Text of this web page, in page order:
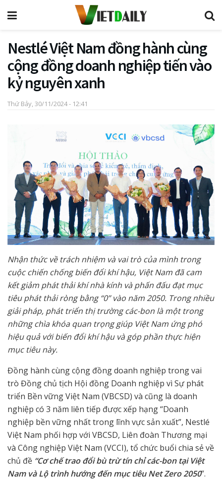
Nestlé Việt Nam đồng hành cùng
cộng đồng doanh nghiệp tiến vào
kỷ nguyên xanh
Thứ Bảy, 30/11/2024 - 12:41
Nhận thức về trách nhiệm và vai trò của mình trong
cuộc chiến chống biến đổi khí hậu, Việt Nam đã cam
kết giảm phát thải khí nhà kính và phấn đấu đạt mục
tiêu phát thải ròng bằng “0” vào năm 2050. Trong nhiều
giải pháp, phát triển thị trường các-bon là một trong
những chìa khóa quan trọng giúp Việt Nam ứng phó
hiệu quả với biến đổi khí hậu và góp phần thực hiện
mục tiêu này.
Đồng hành cùng cộng đồng doanh nghiệp trong vai
trò Đồng chủ tịch Hội đồng Doanh nghiệp vì Sự phát
triển Bền vững Việt Nam (VBCSD) và cũng là doanh
nghiệp có 3 năm liên tiếp được xếp hạng “Doanh
nghiệp bền vững nhất trong lĩnh vực sản xuất”, Nestlé
Việt Nam phối hợp với VBCSD, Liên đoàn Thương mại
và Công nghiệp Việt Nam (VCCI), tổ chức buổi chia sẻ về
chủ đề “Cơ chế trao đổi bù trừ tín chỉ các-bon tại Việt
Nam và Lộ trình hướng đến mục tiêu Net Zero 2050”.